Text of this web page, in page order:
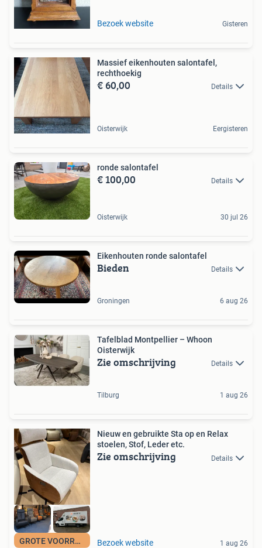
Bezoek website Gisteren
Massief eikenhouten salontafel,
rechthoekig
€ 60,00 Details
Oisterwijk Eergisteren
ronde salontafel
€ 100,00 Details
Oisterwijk 30 jul 26
Eikenhouten ronde salontafel
Bieden Details
Groningen 6 aug 26
Tafelblad Montpellier – Whoon
Oisterwijk
Zie omschrijving Details
Tilburg 1 aug 26
GROTE VOORRAAD
Nieuw en gebruikte Sta op en Relax
stoelen, Stof, Leder etc.
Zie omschrijving Details
Bezoek website 1 aug 26